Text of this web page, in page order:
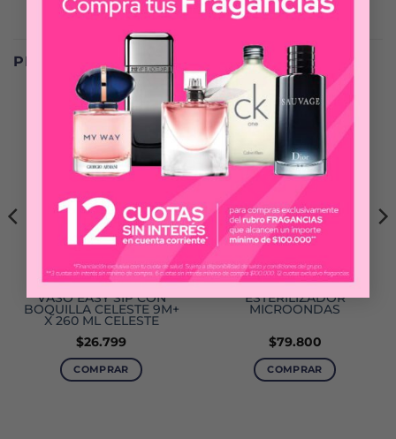
PRODUCTOS RELACIONADOS
AVENT
VASO EASY SIP CON
BOQUILLA CELESTE 9M+
X 260 ML CELESTE
$26.799
COMPRAR
CHICCO
ESTERILIZADOR
MICROONDAS
$79.800
COMPRAR